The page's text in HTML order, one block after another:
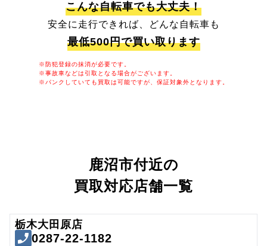
こんな自転車でも大丈夫！
安全に走行できれば、どんな自転車も
最低500円で買い取ります
※防犯登録の抹消が必要です。
※事故車などは引取となる場合がございます。
※パンクしていても買取は可能ですが、保証対象外となります。
鹿沼市付近の
買取対応店舗一覧
栃木大田原店
0287-22-1182